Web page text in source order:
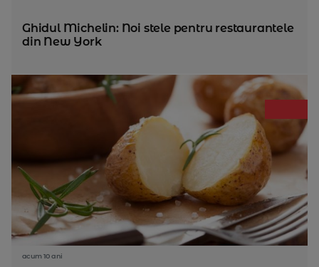
Ghidul Michelin: Noi stele pentru restaurantele
din New York
acum 10 ani